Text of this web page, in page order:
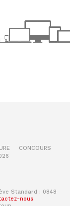
CONCOURS
Standard : 0848
nous